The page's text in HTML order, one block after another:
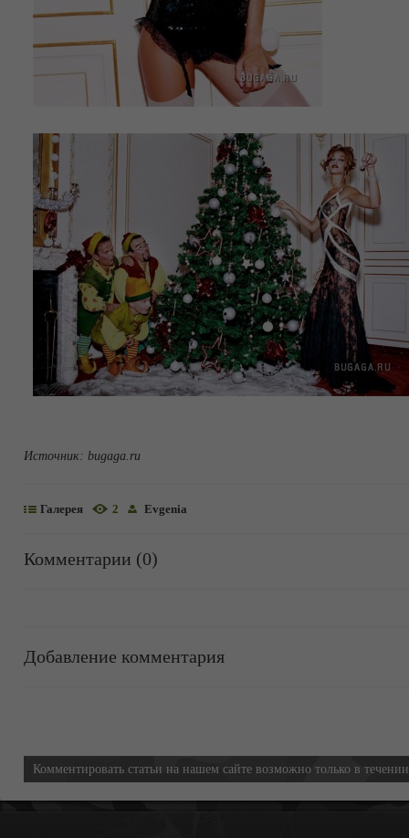
Источник: bugaga.ru
Галерея 2 Evgenia
Комментарии (0)
Добавление комментария
Комментировать статьи на нашем сайте возможно только в